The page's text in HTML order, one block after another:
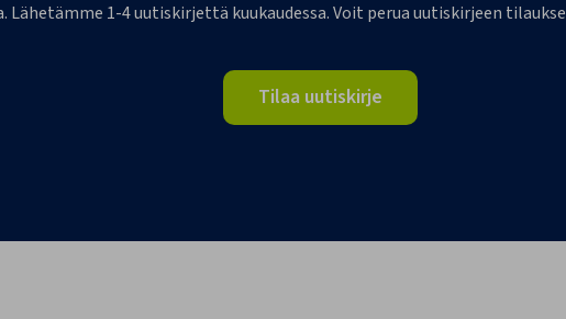
Lähetämme 1-4 uutiskirjettä kuukaudessa. Voit perua uutiskirjeen
Tilaa uutiskirje